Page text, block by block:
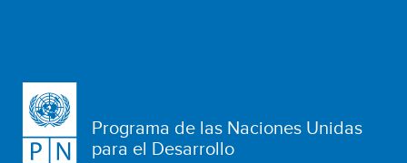
Programa de las Naciones Unidas
para el Desarrollo